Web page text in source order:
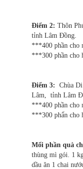
Điểm 2: Thôn
tỉnh Lâm Đồng.
***400 phần cho
***300 phần cho
Điểm 3: Chùa
Lâm, tỉnh Lâm
***400 phần cho
***300 phẩn cho
Mổi phần quà
thùng mì gói. 1
dầu ăn 1 chai